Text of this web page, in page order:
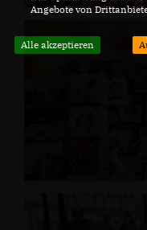
Angebote von
Alle akzeptieren